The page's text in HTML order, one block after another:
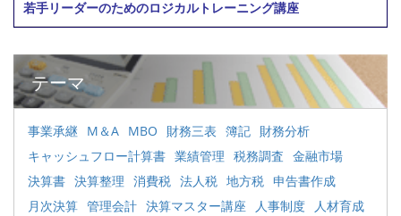
若手リーダーのためのロジカルトレーニング講座
テーマ
事業承継 M＆A MBO 財務三表 簿記 財務分析
キャッシュフロー計算書 業績管理 税務調査 金融市場
決算書 決算整理 消費税 法人税 地方税 申告書作成
月次決算 管理会計 決算マスター講座 人事制度
人材育成